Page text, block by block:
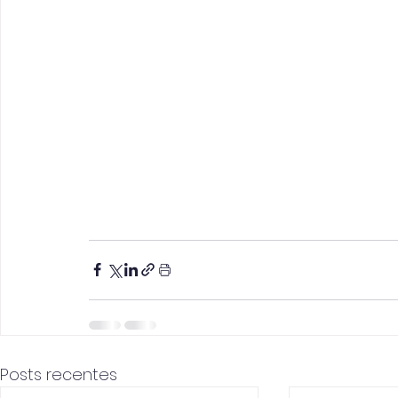
Posts recentes